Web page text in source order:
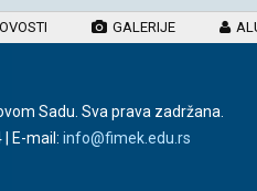
GALERIJE
Sadu. Sva prava zadržana.
| E-mail: info@fimek.edu.rs